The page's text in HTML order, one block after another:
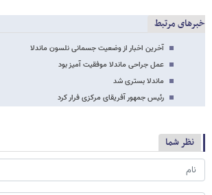
خبرهای مرتبط
آخرین اخبار از وضعیت جسمانی نلسون ماندلا
عمل جراحی ماندلا موفقیت آمیز بود
ماندلا بستری شد
رئیس جمهور آفریقای مرکزی فرار کرد
نظر شما